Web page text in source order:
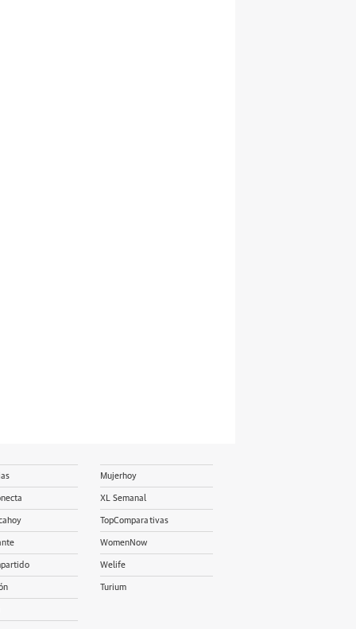
Mujerhoy
XL Semanal
TopComparativas
WomenNow
Welife
Turium